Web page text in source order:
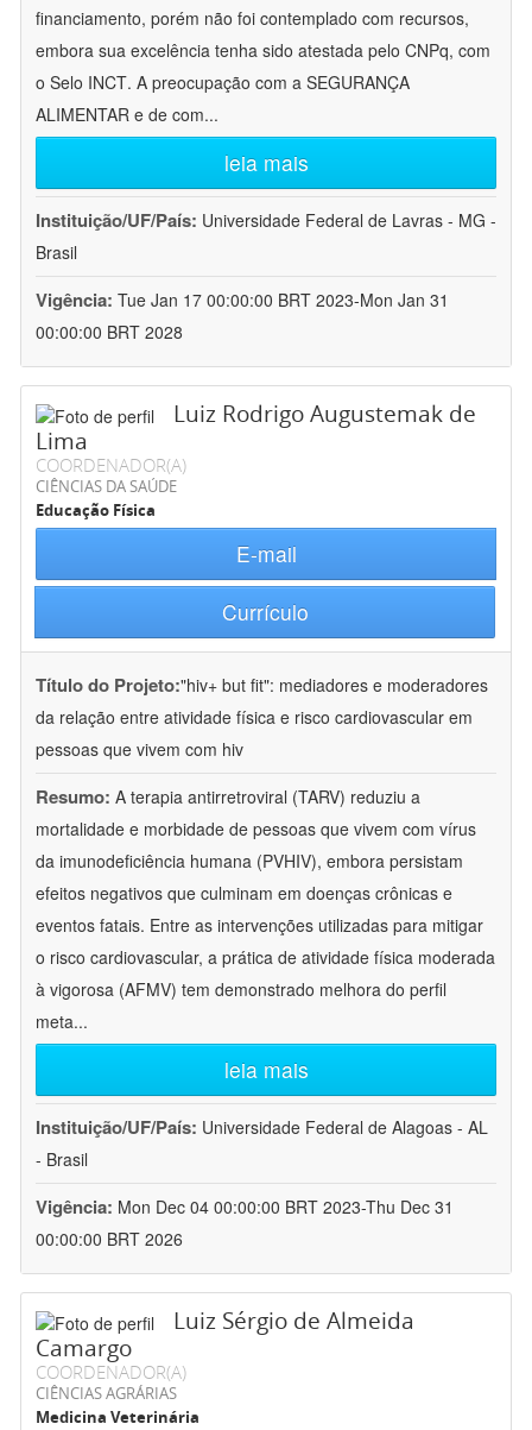
financiamento, porém não foi contemplado com recursos,
embora sua excelência tenha sido atestada pelo CNPq, com
o Selo INCT. A preocupação com a SEGURANÇA
ALIMENTAR e de com...
leia mais
Instituição/UF/País: Universidade Federal de Lavras - MG -
Brasil
Vigência: Tue Jan 17 00:00:00 BRT 2023-Mon Jan 31
00:00:00 BRT 2028
Luiz Rodrigo Augustemak de
Lima
COORDENADOR(A)
CIÊNCIAS DA SAÚDE
Educação Física
E-mail
Currículo
Título do Projeto:"hiv+ but fit": mediadores e moderadores
da relação entre atividade física e risco cardiovascular em
pessoas que vivem com hiv
Resumo: A terapia antirretroviral (TARV) reduziu a
mortalidade e morbidade de pessoas que vivem com vírus
da imunodeficiência humana (PVHIV), embora persistam
efeitos negativos que culminam em doenças crônicas e
eventos fatais. Entre as intervenções utilizadas para mitigar
o risco cardiovascular, a prática de atividade física moderada
à vigorosa (AFMV) tem demonstrado melhora do perfil
meta...
leia mais
Instituição/UF/País: Universidade Federal de Alagoas - AL
- Brasil
Vigência: Mon Dec 04 00:00:00 BRT 2023-Thu Dec 31
00:00:00 BRT 2026
Luiz Sérgio de Almeida
Camargo
COORDENADOR(A)
CIÊNCIAS AGRÁRIAS
Medicina Veterinária